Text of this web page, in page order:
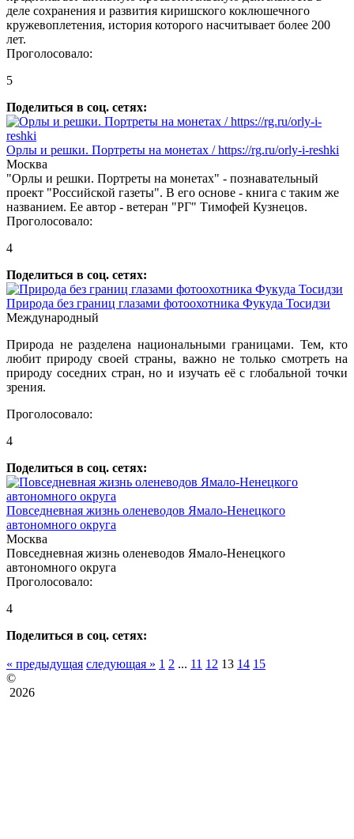
деле сохранения и развития киришского коклюшечного
кружевоплетения, история которого насчитывает более 200
лет.
Проголосовало:
5
Поделиться в соц. сетях:
Орлы и решки. Портреты на монетах / https://rg.ru/orly-i-reshki
Москва
"Орлы и решки. Портреты на монетах" - познавательный
проект "Российской газеты". В его основе - книга с таким же
названием. Ее автор - ветеран "РГ" Тимофей Кузнецов.
Проголосовало:
4
Поделиться в соц. сетях:
Природа без границ глазами фотоохотника Фукуда Тосидзи
Международный
Природа не разделена национальными границами. Тем, кто
любит природу своей страны, важно не только смотреть на
природу соседних стран, но и изучать её с глобальной точки
зрения.
Проголосовало:
4
Поделиться в соц. сетях:
Повседневная жизнь оленеводов Ямало-Ненецкого
автономного округа
Москва
Повседневная жизнь оленеводов Ямало-Ненецкого
автономного округа
Проголосовало:
4
Поделиться в соц. сетях:
« предыдущая следующая » 1 2 ... 11 12 13 14 15
©
2026